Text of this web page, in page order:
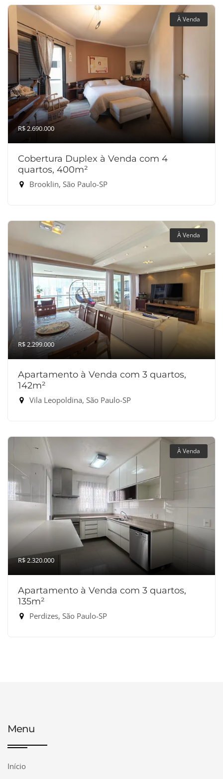
À Venda
R$ 2.690.000
Cobertura Duplex à Venda com 4
quartos, 400m²
Brooklin, São Paulo-SP
À Venda
R$ 2.299.000
Apartamento à Venda com 3 quartos,
142m²
Vila Leopoldina, São Paulo-SP
À Venda
R$ 2.320.000
Apartamento à Venda com 3 quartos,
135m²
Perdizes, São Paulo-SP
Menu
Início